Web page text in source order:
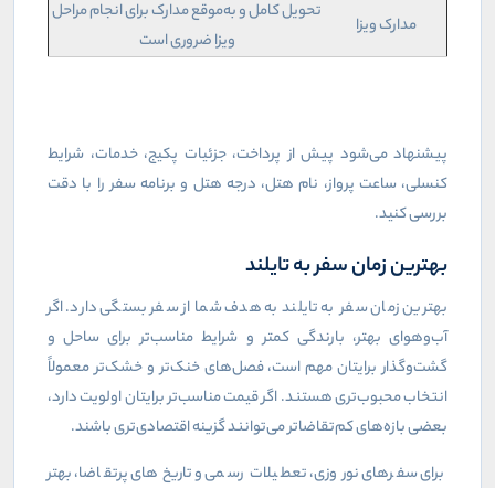
مدارک ویزا
تحویل کامل و به‌موقع مدارک برای انجام مراحل
ویزا ضروری است
پیشنهاد می‌شود پیش از پرداخت، جزئیات پکیج، خدمات، شرایط
کنسلی، ساعت پرواز، نام هتل، درجه هتل و برنامه سفر را با دقت
بررسی کنید.
بهترین زمان سفر به تایلند
بهترین زمان سفر به تایلند به هدف شما از سفر بستگی دارد. اگر
آب‌وهوای بهتر، بارندگی کمتر و شرایط مناسب‌تر برای ساحل و
گشت‌وگذار برایتان مهم است، فصل‌های خنک‌تر و خشک‌تر معمولاً
انتخاب محبوب‌تری هستند. اگر قیمت مناسب‌تر برایتان اولویت دارد،
بعضی بازه‌های کم‌تقاضاتر می‌توانند گزینه اقتصادی‌تری باشند.
برای سفرهای نوروزی، تعطیلات رسمی و تاریخ‌های پرتقاضا، بهتر